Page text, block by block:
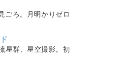
ごろ。月明かりゼロ
星群、星空撮影。初